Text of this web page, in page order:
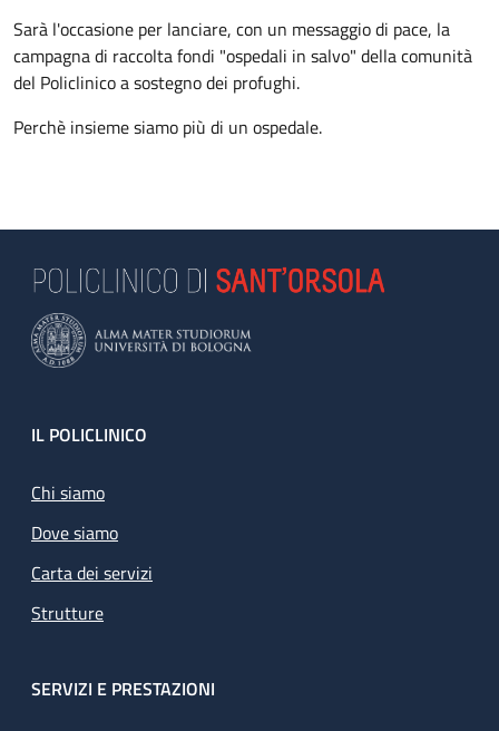
Sarà l'occasione per lanciare, con un messaggio di pace, la
campagna di raccolta fondi "ospedali in salvo" della comunità
del Policlinico a sostegno dei profughi.
Perchè insieme siamo più di un ospedale.
Footer
IL POLICLINICO
Chi siamo
Dove siamo
Carta dei servizi
Strutture
SERVIZI E PRESTAZIONI